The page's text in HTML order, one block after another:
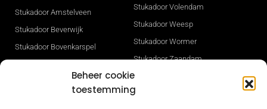
Beheer cookie
toestemming
Stukadoor Amstelveen
Stukadoor Beverwijk
Stukadoor Bovenkarspel
Stukadoor Heerhugowaard
Stukadoor Volendam
Stukadoor Weesp
Stukadoor Wormer
Stukadoor Zaandam
Stukadoor Zwaag
Gevelisolatie